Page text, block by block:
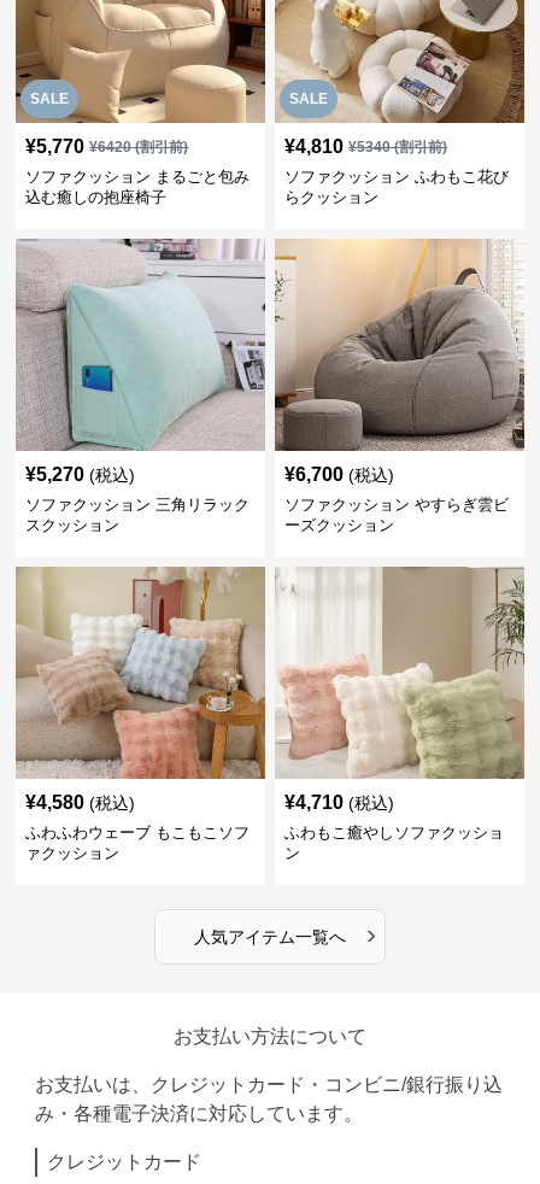
SALE
¥5,770 ¥6420(割引前)
ソファクッション まるごと包み
込む癒しの抱座椅子
SALE
¥4,810 ¥5340(割引前)
ソファクッション ふわもこ花び
らクッション
¥5,270 (税込)
ソファクッション 三角リラック
スクッション
¥6,700 (税込)
ソファクッション やすらぎ雲ビ
ーズクッション
¥4,580 (税込)
ふわふわウェーブ もこもこソフ
ァクッション
¥4,710 (税込)
ふわもこ癒やしソファクッショ
ン
人気アイテム一覧へ ›
お支払い方法について
お支払いは、クレジットカード・コンビニ/銀行振り込
み・各種電子決済に対応しています。
クレジットカード